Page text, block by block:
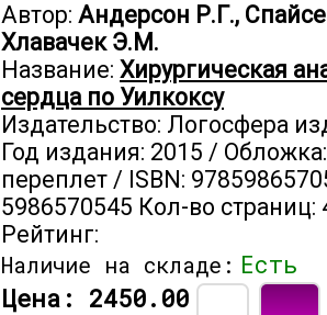
Автор: Андерсон Р.Г.,
Хлавачек Э.М.
Название: Хирургическая
сердца по Уилкоксу
Издательство: Логосфера
Год издания: 2015 /
переплет / ISBN:
5986570545 Кол-во страниц:
Рейтинг:
Наличие на складе: Есть
Цена: 2450.00